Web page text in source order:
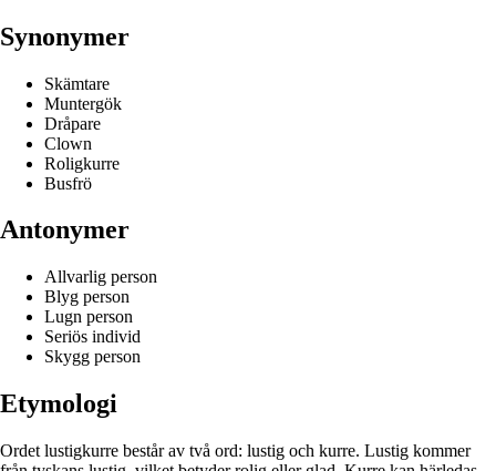
Synonymer
Skämtare
Muntergök
Dråpare
Clown
Roligkurre
Busfrö
Antonymer
Allvarlig person
Blyg person
Lugn person
Seriös individ
Skygg person
Etymologi
Ordet lustigkurre består av två ord: lustig och kurre. Lustig kommer